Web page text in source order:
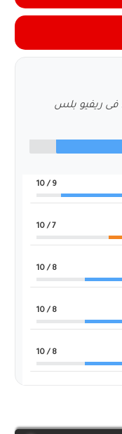
فى ريفيو بلس
9
/ 10
7
/ 10
8
/ 10
8
/ 10
8
/ 10